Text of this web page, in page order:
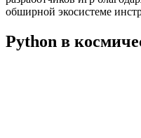
обширной экосистеме
Python в